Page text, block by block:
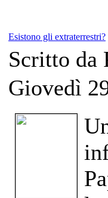
Esistono gli extraterrestri?
Scritto da
Giovedì